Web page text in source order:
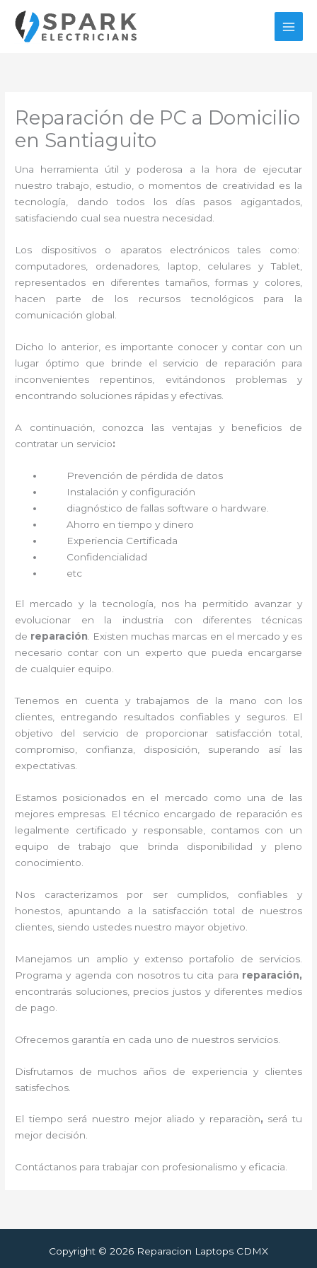
contenido
Reparación de PC a Domicilio
en Santiaguito
Una herramienta útil y poderosa a la hora de ejecutar
nuestro trabajo, estudio, o momentos de creatividad es la
tecnología, dando todos los días pasos agigantados,
satisfaciendo cual sea nuestra necesidad.
Los dispositivos o aparatos electrónicos tales como:
computadores, ordenadores, laptop, celulares y Tablet,
representados en diferentes tamaños, formas y colores,
hacen parte de los recursos tecnológicos para la
comunicación global.
Dicho lo anterior, es importante conocer y contar con un
lugar óptimo que brinde el servicio de reparación
para
inconvenientes repentinos, evitándonos problemas y
encontrando soluciones rápidas y efectivas.
A continuación, conozca las ventajas y beneficios de
contratar un servicio:
Prevención de pérdida de datos
Instalación y configuración
diagnóstico de fallas software o hardware
Ahorro en tiempo y dinero
Experiencia Certificada
Confidencialidad
etc
El mercado y la tecnología, nos ha permitido avanzar y
evolucionar en la industria con diferentes técnicas
de reparación. Existen muchas marcas en el mercado y es
necesario contar con un experto que pueda encargarse
de cualquier equipo.
Tenemos en cuenta y trabajamos de la mano con los
clientes, entregando resultados confiables y seguros. El
objetivo del servicio de proporcionar satisfacción total,
compromiso, confianza, disposición, superando así las
expectativas.
Estamos posicionados en el mercado como una de las
mejores empresas. El técnico encargado de reparación es
legalmente certificado y responsable, contamos con un
equipo de trabajo que brinda disponibilidad y pleno
conocimiento.
Nos caracterizamos por ser cumplidos, confiables y
honestos, apuntando a la satisfacción total de nuestros
clientes, siendo ustedes nuestro mayor objetivo.
Manejamos un amplio y extenso portafolio de servicios.
Programa y agenda con nosotros tu cita para reparación,
encontrarás soluciones, precios justos y diferentes medios
de pago.
Ofrecemos garantía en cada uno de nuestros servicios.
Disfrutamos de muchos años de experiencia y clientes
satisfechos.
El tiempo será nuestro mejor aliado y reparaciòn, será tu
mejor decisión.
Contáctanos para trabajar con profesionalismo y eficacia.
Copyright © 2026 Reparacion Laptops CDMX